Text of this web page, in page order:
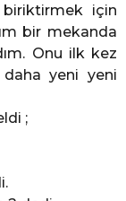
için
bir mekanda
Onu ilk kez
daha yeni yeni
;